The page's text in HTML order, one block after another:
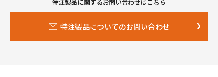
特注製品に関するお問い合わせはこちら
特注製品についてのお問い合わせ